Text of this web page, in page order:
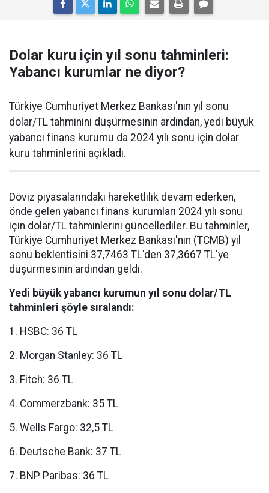
Dolar kuru için yıl sonu tahminleri:
Yabancı kurumlar ne diyor?
Türkiye Cumhuriyet Merkez Bankası'nın yıl sonu
dolar/TL tahminini düşürmesinin ardından, yedi büyük
yabancı finans kurumu da 2024 yılı sonu için dolar
kuru tahminlerini açıkladı.
Döviz piyasalarındaki hareketlilik devam ederken,
önde gelen yabancı finans kurumları 2024 yılı sonu
için dolar/TL tahminlerini güncellediler. Bu tahminler,
Türkiye Cumhuriyet Merkez Bankası'nın (TCMB) yıl
sonu beklentisini 37,7463 TL'den 37,3667 TL'ye
düşürmesinin ardından geldi.
Yedi büyük yabancı kurumun yıl sonu dolar/TL
tahminleri şöyle sıralandı:
1. HSBC: 36 TL
2. Morgan Stanley: 36 TL
3. Fitch: 36 TL
4. Commerzbank: 35 TL
5. Wells Fargo: 32,5 TL
6. Deutsche Bank: 37 TL
7. BNP Paribas: 36 TL